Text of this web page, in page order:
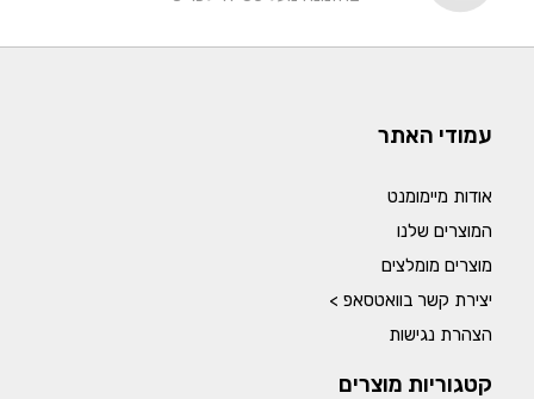
עמודי האתר
אודות מיימומנט
המוצרים שלנו
מוצרים מומלצים
יצירת קשר בוואטסאפ >
הצהרת נגישות
קטגוריות מוצרים